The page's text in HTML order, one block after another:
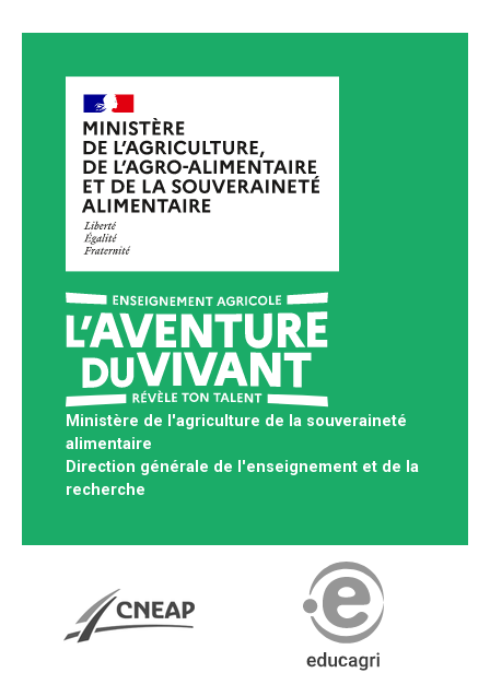
Ministère de l'agriculture de la souveraineté
alimentaire
Direction générale de l'enseignement et de la
recherche